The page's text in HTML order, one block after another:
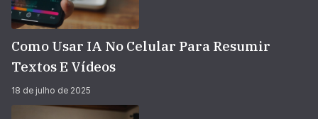
Como Usar IA No Celular Para Resumir
Textos E Vídeos
18 de julho de 2025